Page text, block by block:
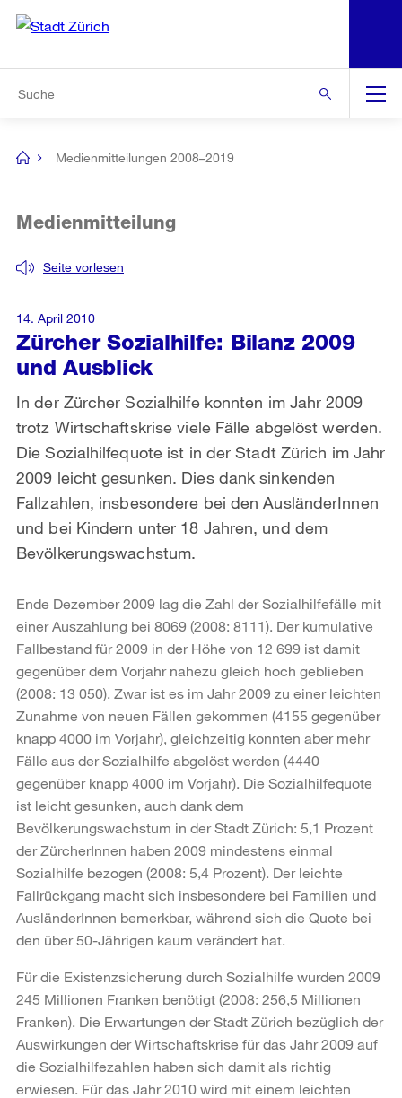
Navigation
[no
Medienmitteilungen 2008–2019
Zürcher Sozialhilfe: Bilanz 2009
und Ausblick
Seite vorlesen
Medienmitteilung
In der Zürcher Sozialhilfe konnten im Jahr 2009
trotz Wirtschaftskrise viele Fälle abgelöst werden.
Die Sozialhilfequote ist in der Stadt Zürich im Jahr
2009 leicht gesunken. Dies dank sinkenden
Fallzahlen, insbesondere bei den AusländerInnen
und bei Kindern unter 18 Jahren, und dem
Bevölkerungswachstum.
14. April 2010
Ende Dezember 2009 lag die Zahl der Sozialhilfefälle mit
einer Auszahlung bei 8069 (2008: 8111). Der kumulative
Fallbestand für 2009 in der Höhe von 12 699 ist damit
gegenüber dem Vorjahr nahezu gleich hoch geblieben
(2008: 13 050). Zwar ist es im Jahr 2009 zu einer leichten
Zunahme von neuen Fällen gekommen (4155 gegenüber
knapp 4000 im Vorjahr), gleichzeitig konnten aber mehr
Fälle aus der Sozialhilfe abgelöst werden (4440
gegenüber knapp 4000 im Vorjahr). Die Sozialhilfequote
ist leicht gesunken, auch dank dem
Bevölkerungswachstum in der Stadt Zürich: 5,1 Prozent
der ZürcherInnen haben 2009 mindestens einmal
Sozialhilfe bezogen (2008: 5,4 Prozent). Der leichte
Fallrückgang macht sich insbesondere bei Familien und
AusländerInnen bemerkbar, während sich die Quote bei
den über 50-Jährigen kaum verändert hat.
Für die Existenzsicherung durch Sozialhilfe wurden 2009
245 Millionen Franken benötigt (2008: 256,5 Millionen
Franken). Die Erwartungen der Stadt Zürich bezüglich der
Auswirkungen der Wirtschaftskrise für das Jahr 2009 auf
die Sozialhilfezahlen haben sich damit als richtig
erwiesen. Für das Jahr 2010 wird mit einem leichten